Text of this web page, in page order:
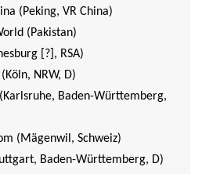
(Peking, VR China)
(Pakistan)
[?], RSA)
NRW, D)
Baden-Württemberg,
(Mägenwil, Schweiz)
Baden-Württemberg, D)